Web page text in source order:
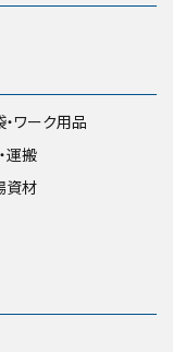
・ワーク用品
運搬
資材